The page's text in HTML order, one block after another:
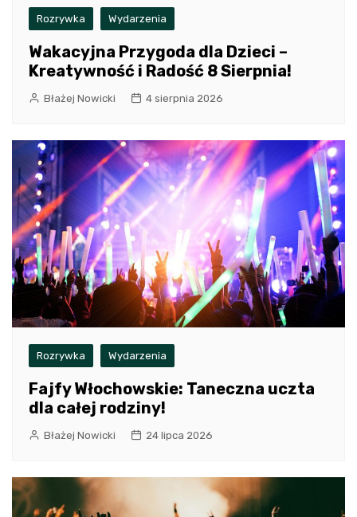
Rozrywka Wydarzenia
Wakacyjna Przygoda dla Dzieci –
Kreatywność i Radość 8 Sierpnia!
Błażej Nowicki 4 sierpnia 2026
Rozrywka Wydarzenia
Fajfy Włochowskie: Taneczna uczta
dla całej rodziny!
Błażej Nowicki 24 lipca 2026